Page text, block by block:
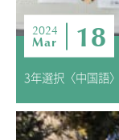
2024
Mar 18